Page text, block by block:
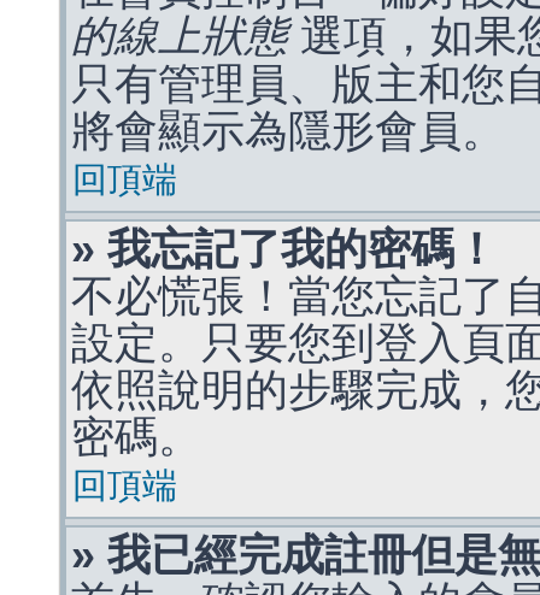
的線上狀態選項，如果
只有管理員、版主和您
將會顯示為隱形會員。
回頂端
» 我忘記了我的密碼！
不必慌張！當您忘記了
設定。只要您到登入頁
依照說明的步驟完成，
密碼。
回頂端
» 我已經完成註冊但是